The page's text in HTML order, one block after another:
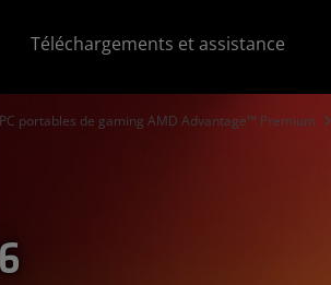
Téléchargements et assistance
PC portables de gaming AMD Advantage™ Premium